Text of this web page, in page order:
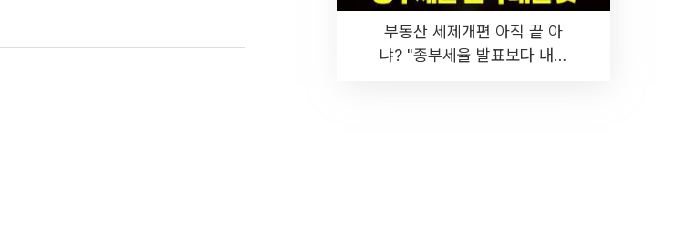
부동산 세제개편 아직 끝 아
냐? "종부세율 발표보다 내릴